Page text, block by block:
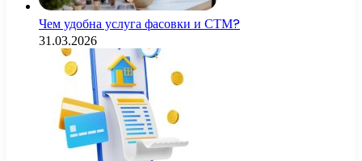
Чем удобна услуга фасовки и СТМ?
31.03.2026